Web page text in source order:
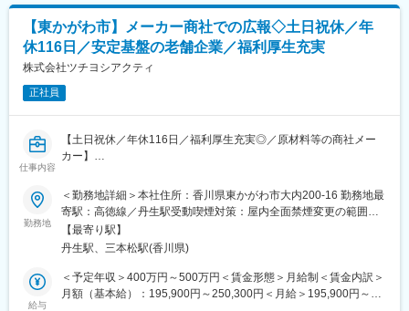
続けています。
変更の範囲：会社の定める業務
・主力事業含めたすべての事業部と壁のないコミュニケーション
と関係構築（他部署メンバーもとても協力的で壁がない）
（3）裁量の大きさと成長スピード
論も本質的なことに集中
・スピード感を持った議論を通じた速い成長速度
■ミッション：
投資家・エムスリー経営・エムスリー社員のコミュニケーション
つなげることがミッションです。
・事業の実態を正しく把握した上で、国内外の機関投資家に適切
に情報を開示しエムスリーのVision／戦略／現状を正しく理解い
ただく
ーの成長のため、投資家関心事項やフィードバック（直近だと
ESG対応等）を適宜エムスリー経営陣にフィードバックする
【東かがわ市】メーカー商社での広報◇土日祝休／年
休116日／安定基盤の老舗企業／福利厚生充実
株式会社ツチヨシアクティ
正社員
仕事内容
【土日祝休／年休116日／福利厚生充実◎／原材料等の商社メー
カー】
■業務内容：
総務部員としてバックオフィス全般の業務をお任せします。現在1
名で対応している総務業務を分業したく今回新たに1名採用しま
す。
■業務詳細：
まずは日々の伝票のチェックや書類作成、営業車の契約に関わる
対応などから行っていただく予定です。
勤務地
＜勤務地詳細＞本社住所：香川県東かがわ市大内200-16 勤務地最
寄駅：高徳線／丹生駅受動喫煙対策：屋内全面禁煙変更の範囲：
会社の定める事業所
【最寄り駅】
丹生駅、三本松駅(香川県)
給与
＜予定年収＞400万円～500万円＜賃金形態＞月給制＜賃金内訳＞
月額（基本給）：195,900円～250,300円＜月給＞195,900円～